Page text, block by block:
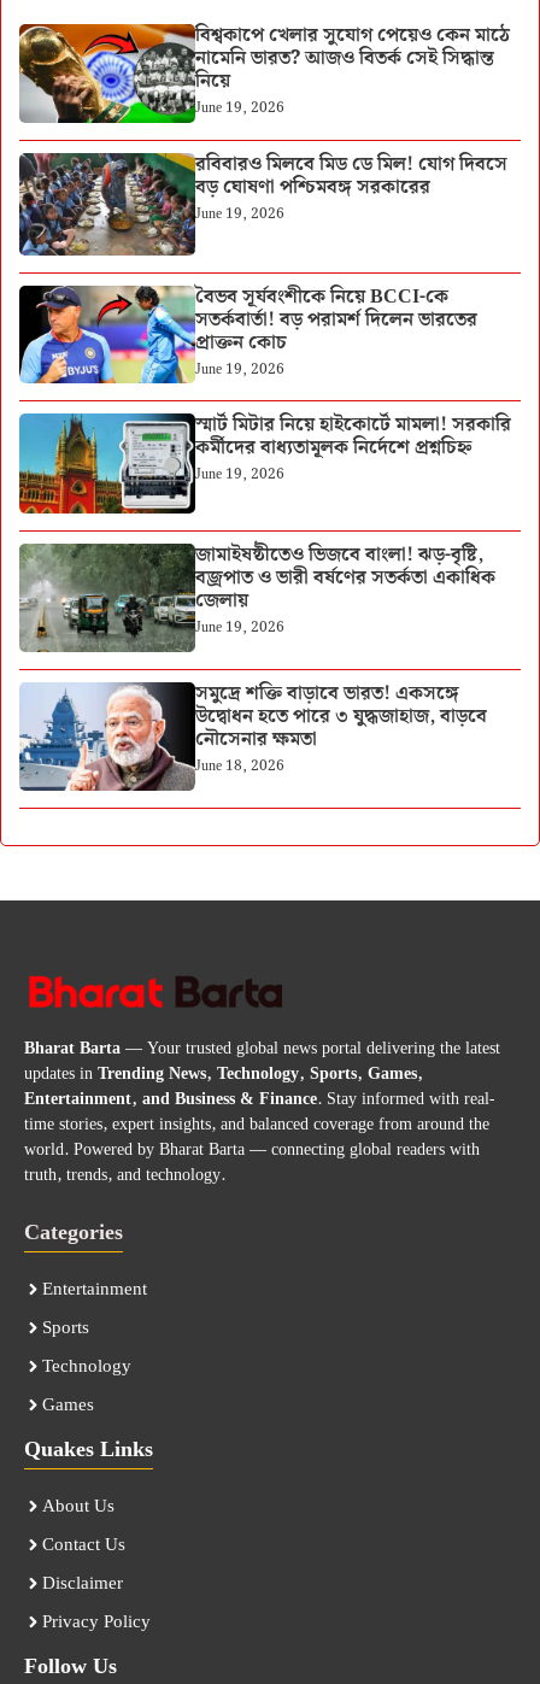
বিশ্বকাপে খেলার সুযোগ পেয়েও কেন মাঠে
নামেনি ভারত? আজও বিতর্ক সেই সিদ্ধান্ত
নিয়ে
June 19, 2026
রবিবারও মিলবে মিড ডে মিল! যোগ দিবসে
বড় ঘোষণা পশ্চিমবঙ্গ সরকারের
June 19, 2026
বৈভব সূর্যবংশীকে নিয়ে BCCI-কে
সতর্কবার্তা! বড় পরামর্শ দিলেন ভারতের
প্রাক্তন কোচ
June 19, 2026
স্মার্ট মিটার নিয়ে হাইকোর্টে মামলা! সরকারি
কর্মীদের বাধ্যতামূলক নির্দেশে প্রশ্নচিহ্ন
June 19, 2026
জামাইষষ্ঠীতেও ভিজবে বাংলা! ঝড়-বৃষ্টি,
বজ্রপাত ও ভারী বর্ষণের সতর্কতা একাধিক
জেলায়
June 19, 2026
সমুদ্রে শক্তি বাড়াবে ভারত! একসঙ্গে
উদ্বোধন হতে পারে ৩ যুদ্ধজাহাজ, বাড়বে
নৌসেনার ক্ষমতা
June 18, 2026
Bharat Barta— Your trusted global news portal delivering the latest
updates inTrending News, Technology, Sports, Games,
Entertainment, and Business & Finance. Stay informed with real-
time stories, expert insights, and balanced coverage from around the
world. Powered by Bharat Barta — connecting global readers with
truth, trends, and technology.
Categories
Entertainment
Sports
Technology
Games
Quakes Links
About Us
Contact Us
Disclaimer
Privacy Policy
Follow Us